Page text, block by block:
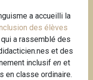
a accueilli la
des élèves
qui a rassemblé des
et des
inclusif en et
en classe ordinaire.